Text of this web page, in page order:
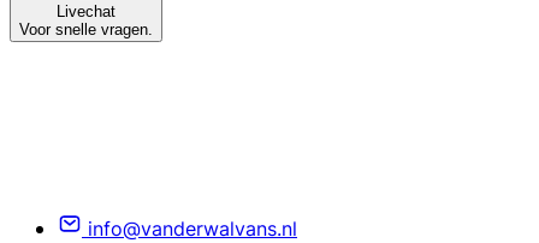
Livechat
Voor snelle vragen.
info@vanderwalvans.nl